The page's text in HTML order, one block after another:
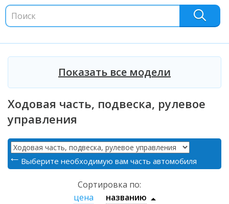
Показать все модели
Ходовая часть, подвеска, рулевое
управления
Выберите необходимую вам часть автомобиля
Сортировка по:
цена
названию